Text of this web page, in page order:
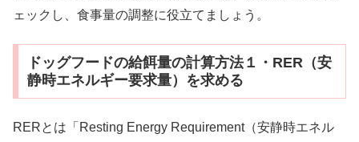
ェックし、食事量の調整に役立てましょう。
ドッグフードの給餌量の計算方法１・RER（安
静時エネルギー要求量）を求める
RERとは「Resting Energy Requirement（安静時エネル